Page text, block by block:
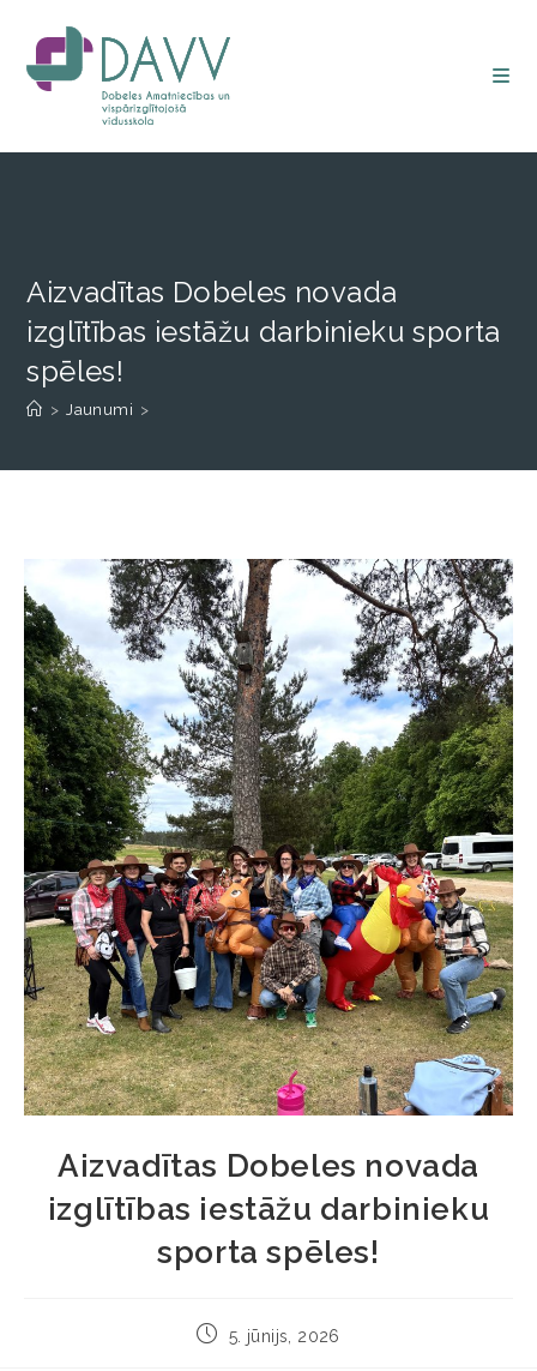
Aizvadītas Dobeles novada
izglītības iestāžu darbinieku sporta
spēles!
> Jaunumi >
Aizvadītas Dobeles novada
izglītības iestāžu darbinieku
sporta spēles!
5. jūnijs, 2026